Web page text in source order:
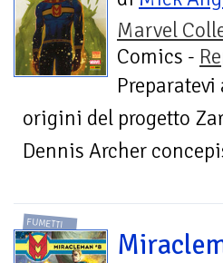
Marvel
Comics -
origini del progetto
Dennis Archer
FUMETTI